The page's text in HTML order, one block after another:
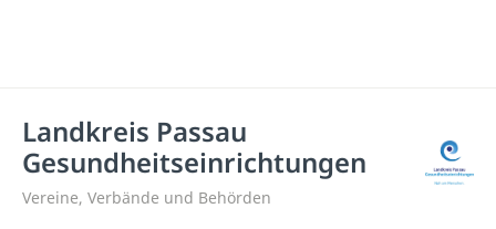
Landkreis Passau
Gesundheitseinrichtungen
Vereine, Verbände und Behörden